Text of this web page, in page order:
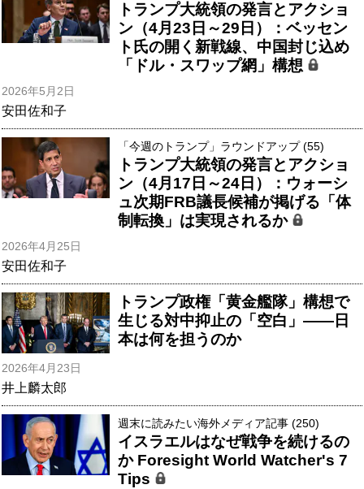
トランプ大統領の発言とアクショ
ン（4月23日～29日）：ベッセン
ト氏の開く新戦線、中国封じ込め
「ドル・スワップ網」構想
2026年5月2日
安田佐和子
「今週のトランプ」ラウンドアップ (55)
トランプ大統領の発言とアクショ
ン（4月17日～24日）：ウォーシ
ュ次期FRB議長候補が掲げる「体
制転換」は実現されるか
2026年4月25日
安田佐和子
トランプ政権「黄金艦隊」構想で
生じる対中抑止の「空白」――日
本は何を担うのか
2026年4月23日
井上麟太郎
週末に読みたい海外メディア記事 (250)
イスラエルはなぜ戦争を続けるの
か Foresight World Watcher's 7
Tips